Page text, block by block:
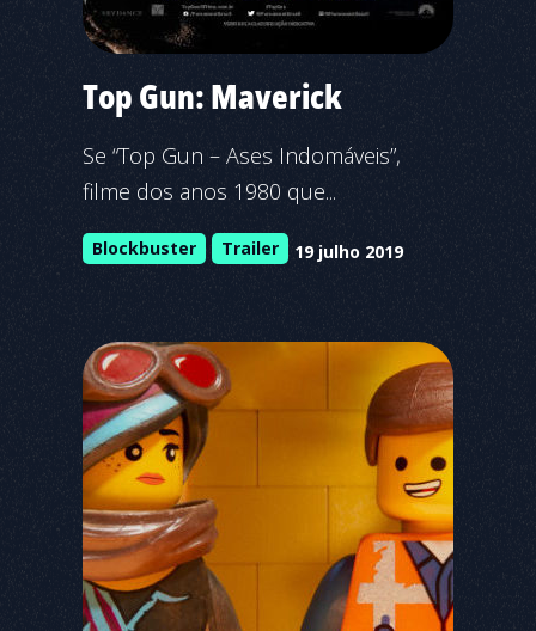
Top Gun: Maverick
Se “Top Gun – Ases Indomáveis”,
filme dos anos 1980 que...
Blockbuster Trailer 19 julho 2019